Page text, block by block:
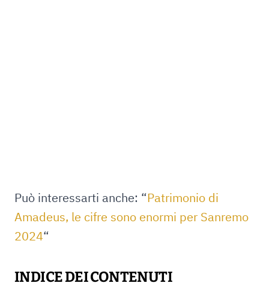
Può interessarti anche: “Patrimonio di
Amadeus, le cifre sono enormi per Sanremo
2024“
INDICE DEI CONTENUTI